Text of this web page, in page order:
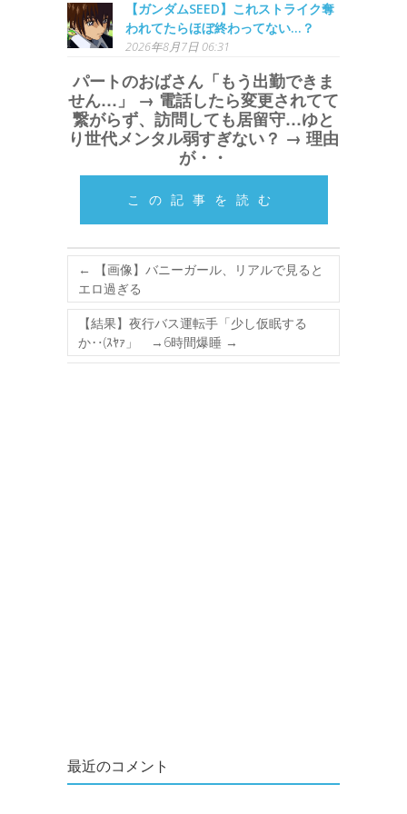
【ガンダムSEED】これストライク奪
われてたらほぼ終わってない…？
2026年8月7日 06:31
パートのおばさん「もう出勤できま
せん…」 → 電話したら変更されてて
繋がらず、訪問しても居留守…ゆと
り世代メンタル弱すぎない？ → 理由
が・・
この記事を読む
←
【画像】バニーガール、リアルで見ると
エロ過ぎる
【結果】夜行バス運転手「少し仮眠する
か‥(ｽﾔｧ」 →6時間爆睡 →
最近のコメント